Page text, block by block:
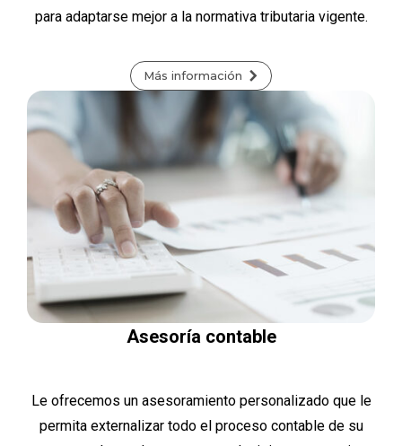
para adaptarse mejor a la normativa tributaria vigente.
Más información
Asesoría contable
Le ofrecemos un asesoramiento personalizado que le
permita externalizar todo el proceso contable de su